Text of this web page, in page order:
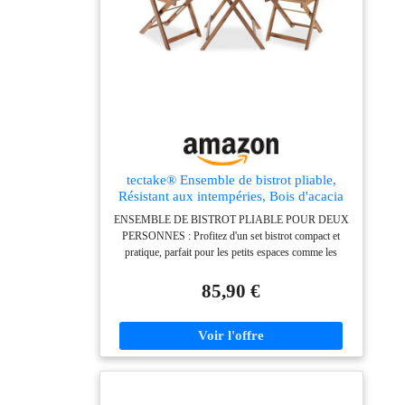
pour plantes peut être installée sur le mur, le rebord de
fenêtre, le salon, le balcon et les espaces extérieurs
selon vos idées et besoins.
tectake® Ensemble de bistrot pliable,
Résistant aux intempéries, Bois d'acacia
massif, Table extérieure et 2 chaises, Pré-
assemblé, Mobilier de terrasse, Balcon,
Jardin, Ensemble restauration - Marron
ENSEMBLE DE BISTROT PLIABLE POUR DEUX
PERSONNES : Profitez d'un set bistrot compact et
pratique, parfait pour les petits espaces comme les
de le ranger facilement après usage et de le transporter
sans effort, idéal pour les repas en duo en intérieur
PRATICITÉ DU MOBILIER DE CAFÉ ROBUSTE :
Ce mobilier bistrot comprend une table et deux chaises
85,90 €